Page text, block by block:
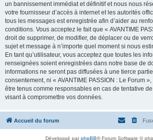
un bannissement immédiat et définitif et nous nous
votre fournisseur d’accès à internet et les autorités
tous les messages est enregistrée afin d’aider au
conditions. Vous acceptez le fait que « AVANTIME
droit de supprimer, de modifier, de déplacer ou de
sujet et message à n’importe quel moment si nous
En tant qu’utilisateur, vous acceptez que toutes les
renseignées soient enregistrées dans notre base de
informations ne seront pas diffusées à une tierce
consentement, ni « AVANTIME PASSION : Le Forum
être tenus comme responsables en cas de tentative
visant à compromettre vos données.
Accueil du forum
Développé parphpBB® Forum Software ©